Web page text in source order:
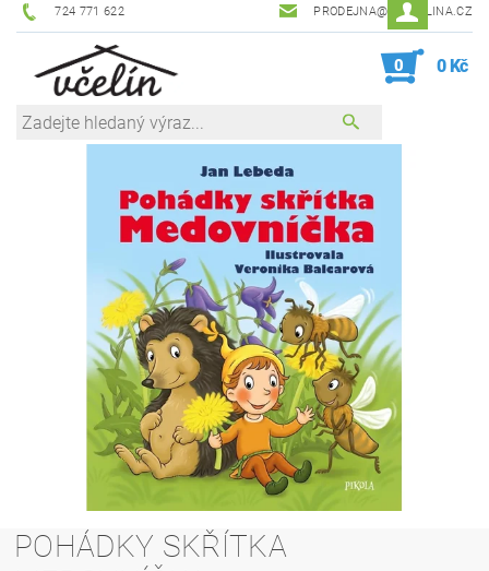
724 771 622 PRODEJNA@ZEVCELINA.CZ
0 0 Kč
POHÁDKY SKŘÍTKA